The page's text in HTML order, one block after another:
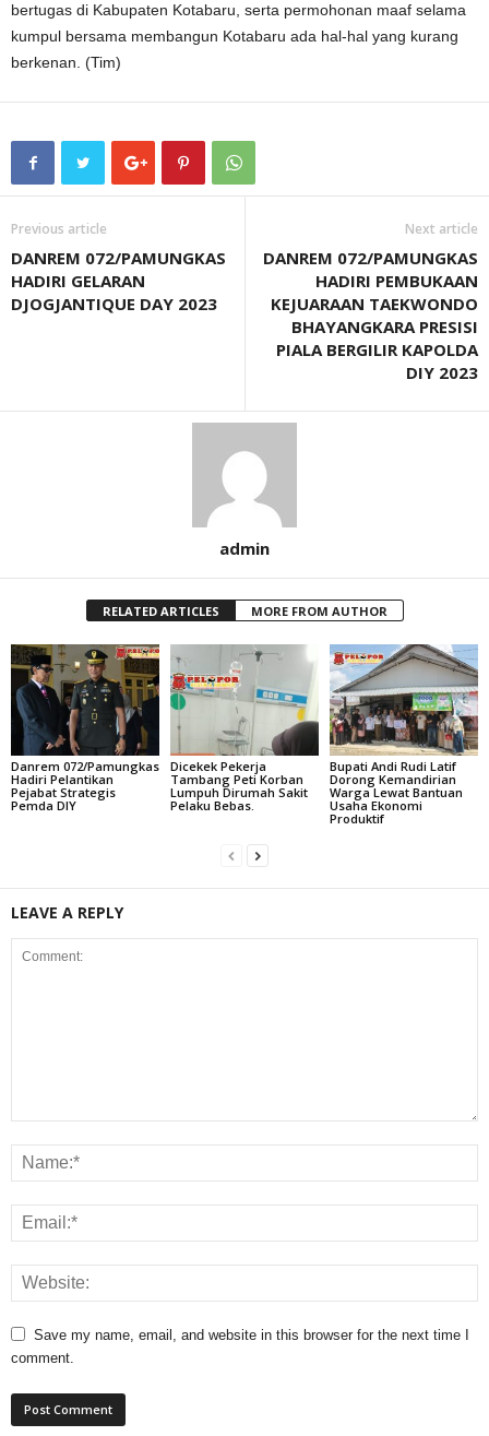
bertugas di Kabupaten Kotabaru, serta permohonan maaf selama
kumpul bersama membangun Kotabaru ada hal-hal yang kurang
berkenan. (Tim)
Previous article
DANREM 072/PAMUNGKAS
HADIRI GELARAN
DJOGJANTIQUE DAY 2023
Next article
DANREM 072/PAMUNGKAS
HADIRI PEMBUKAAN
KEJUARAAN TAEKWONDO
BHAYANGKARA PRESISI
PIALA BERGILIR KAPOLDA
DIY 2023
admin
RELATED ARTICLES MORE FROM AUTHOR
Danrem 072/Pamungkas
Hadiri Pelantikan
Pejabat Strategis
Pemda DIY
Dicekek Pekerja
Tambang Peti Korban
Lumpuh Dirumah Sakit
Pelaku Bebas.
Bupati Andi Rudi Latif
Dorong Kemandirian
Warga Lewat Bantuan
Usaha Ekonomi
Produktif
LEAVE A REPLY
Save my name, email, and website in this browser for the next time I
comment.